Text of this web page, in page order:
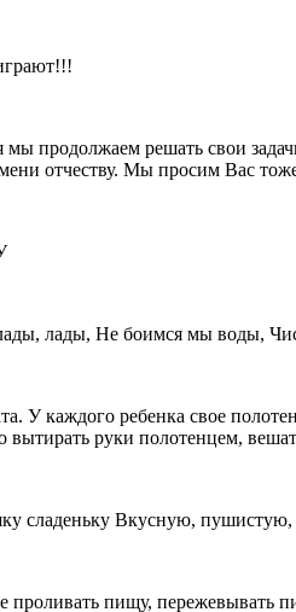
продолжаем решать свои
отчеству. Мы просим Вас
лады, Не боимся мы воды,
У каждого ребенка свое
руки полотенцем,
сладеньку Вкусную,
пищу, пережевывать